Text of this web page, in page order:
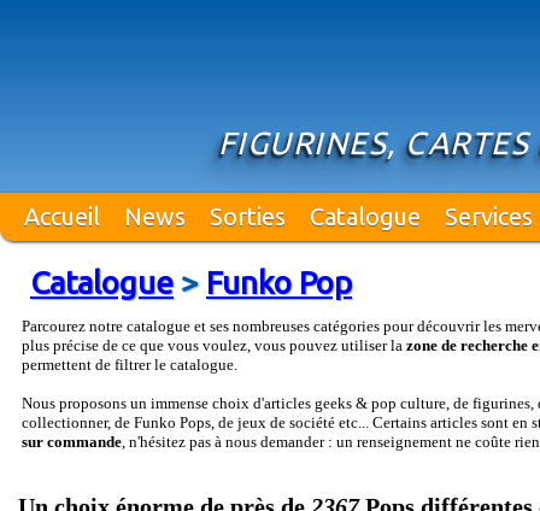
FIGURINES,
Accueil News Sorties Catalogue Services
Catalogue> Funko Pop
Parcourez notre catalogue et ses nombreuses catégories pour découvrir les
plus précise de ce que vous voulez, vous pouvez utiliser la zone de recherche
permettent de filtrer le catalogue.
Nous proposons un immense choix d'articles geeks & pop culture, de figurines,
collectionner, de Funko Pops, de jeux de société etc... Certains articles sont en
sur commande, n'hésitez pas à nous demander : un renseignement ne coûte